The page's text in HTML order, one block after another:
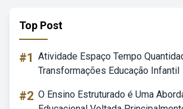
Top Post
#1 Atividade Espaço Tempo
Transformações Educação Infantil
#2 O Ensino Estruturado é Uma